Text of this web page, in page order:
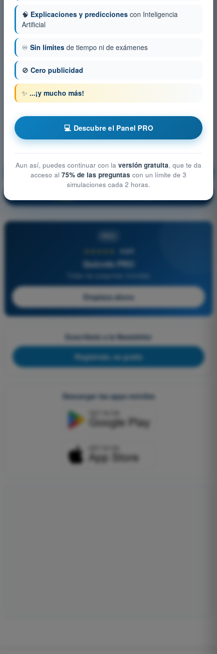
Prestaciones (Avión) ¡Entrenamiento!
4,6/5
Quizvds PRO
Empieza ahora
Suscríbete a la Newsletter
Regístrate, es gratis
Descargar las apps móviles
🧠 Explicaciones y predicciones con Inteligencia
Artificial
♾️ Sin límites de tiempo ni de exámenes
🚫 Cero publicidad
✨ ...¡y mucho más!
💻 Descubre el Panel PRO
Aun así, puedes continuar con la versión gratuita, que te da
acceso al 75% de las preguntas con un límite de 3
simulaciones cada 2 horas.